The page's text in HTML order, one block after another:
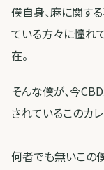
僕自身、麻に関す
ている方々に憧れ
在。
そんな僕が、今
されているこのカレ
何者でも無いこの